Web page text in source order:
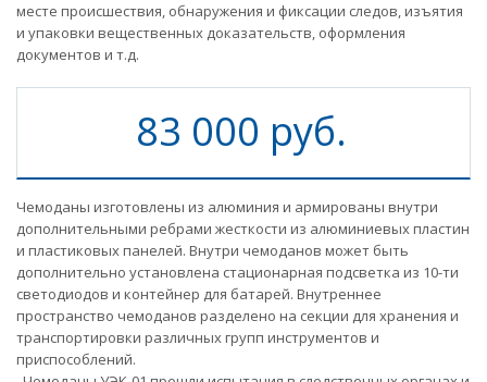
месте происшествия, обнаружения и фиксации следов, изъятия
и упаковки вещественных доказательств, оформления
документов и т.д.
83 000 руб.
Чемоданы изготовлены из алюминия и армированы внутри
дополнительными ребрами жесткости из алюминиевых пластин
и пластиковых панелей. Внутри чемоданов может быть
дополнительно установлена стационарная подсветка из 10-ти
светодиодов и контейнер для батарей. Внутреннее
пространство чемоданов разделено на секции для хранения и
транспортировки различных групп инструментов и
приспособлений.